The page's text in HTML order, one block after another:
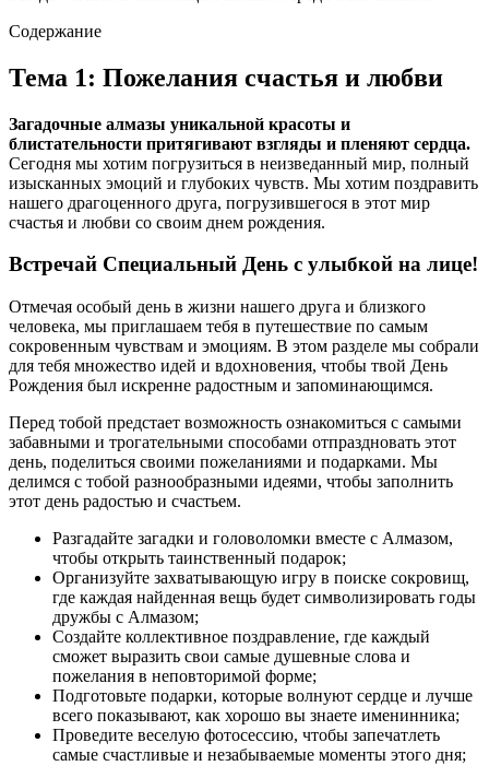
Содержание
Тема 1: Пожелания счастья и любви
Загадочные алмазы уникальной красоты и
блистательности притягивают взгляды и пленяют сердца.
Сегодня мы хотим погрузиться в неизведанный мир, полный
изысканных эмоций и глубоких чувств. Мы хотим поздравить
нашего драгоценного друга, погрузившегося в этот мир
счастья и любви со своим днем рождения.
Встречай Специальный День с улыбкой на лице!
Отмечая особый день в жизни нашего друга и близкого
человека, мы приглашаем тебя в путешествие по самым
сокровенным чувствам и эмоциям. В этом разделе мы собрали
для тебя множество идей и вдохновения, чтобы твой День
Рождения был искренне радостным и запоминающимся.
Перед тобой предстает возможность ознакомиться с самыми
забавными и трогательными способами отпраздновать этот
день, поделиться своими пожеланиями и подарками. Мы
делимся с тобой разнообразными идеями, чтобы заполнить
этот день радостью и счастьем.
Разгадайте загадки и головоломки вместе с Алмазом,
чтобы открыть таинственный подарок;
Организуйте захватывающую игру в поиске сокровищ,
где каждая найденная вещь будет символизировать годы
дружбы с Алмазом;
Создайте коллективное поздравление, где каждый
сможет выразить свои самые душевные слова и
пожелания в неповторимой форме;
Подготовьте подарки, которые волнуют сердце и лучше
всего показывают, как хорошо вы знаете именинника;
Проведите веселую фотосессию, чтобы запечатлеть
самые счастливые и незабываемые моменты этого дня;